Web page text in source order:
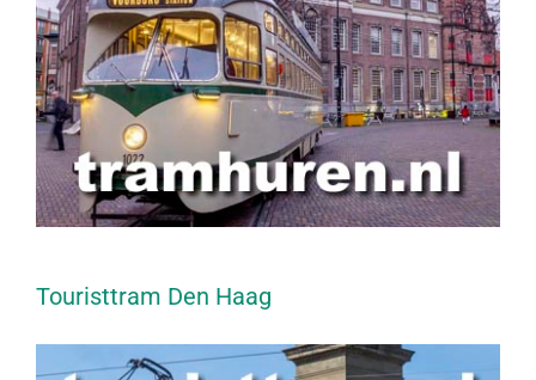
Touristtram Den Haag